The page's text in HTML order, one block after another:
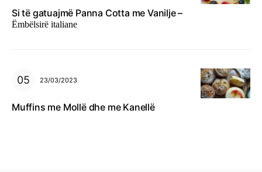
Si të gatuajmë Panna Cotta me Vanilje –
Ëmbëlsirë italiane
23/03/2023
Muffins me Mollë dhe me Kanellë